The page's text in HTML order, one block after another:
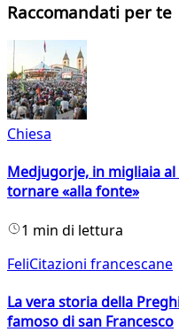
Raccomandati per te
Chiesa
Medjugorje, in migliaia
tornare «alla fonte»
1 min di lettura
FeliCitazioni francescane
La vera storia della
famoso di san Francesco